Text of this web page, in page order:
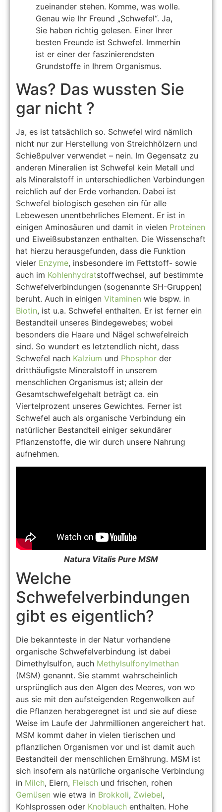
zueinander stehen. Komme, was wolle.
Genau wie Ihr Freund „Schwefel“. Ja,
Sie haben richtig gelesen. Einer Ihrer
besten Freunde ist Schwefel. Immerhin
ist er einer der faszinierendsten
Grundstoffe in Ihrem Organismus.
Was? Das wussten Sie
gar nicht ?
Ja, es ist tatsächlich so. Schwefel wird nämlich
nicht nur zur Herstellung von Streichhölzern und
Schießpulver verwendet – nein. Im Gegensatz zu
anderen Mineralien ist Schwefel kein Metall und
als Mineralstoff in unterschiedlichen Verbindungen
reichlich auf der Erde vorhanden. Dabei ist
Schwefel biologisch gesehen ein für alle
Lebewesen unentbehrliches Element. Er ist in
einigen Aminosäuren und damit in vielen Proteinen
und Eiweißsubstanzen enthalten. Die Wissenschaft
hat hierzu herausgefunden, dass die Funktion
vieler Enzyme, insbesondere im Fettstoff- sowie
auch im Kohlenhydratstoffwechsel, auf bestimmte
Schwefelverbindungen (sogenannte SH-Gruppen)
beruht. Auch in einigenVitaminen wie bspw. in
Biotin, ist u.a. Schwefel enthalten. Er ist ferner ein
Bestandteil unseres Bindegewebes; wobei
besonders die Haare und Nägel schwefelreich
sind. So wundert es letztendlich nicht, dass
Schwefel nach Kalzium und Phosphor der
dritthäufigste Mineralstoff in unserem
menschlichen Organismus ist; allein der
Gesamtschwefelgehalt beträgt ca. ein
Viertelprozent unseres Gewichtes. Ferner ist
Schwefel auch als organische Verbindung ein
natürlicher Bestandteil einiger sekundärer
Pflanzenstoffe, die wir durch unsere Nahrung
aufnehmen.
Natura Vitalis Pure MSM
Welche
Schwefelverbindungen
gibt es eigentlich?
Die bekannteste in der Natur vorhandene
organische Schwefelverbindung ist dabei
Dimethylsulfon, auch Methylsulfonylmethan
(MSM) genannt. Sie stammt wahrscheinlich
ursprünglich aus den Algen des Meeres, von wo
aus sie mit den aufsteigenden Regenwolken auf
die Pflanzen herabgeregnet ist und sie auf diese
Weise im Laufe der Jahrmillionen angereichert hat.
MSM kommt daher in vielen tierischen und
pflanzlichen Organismen vor und ist damit auch
Bestandteil der menschlichen Ernährung. MSM ist
sich insofern als natürliche organische Verbindung
in Milch, Eiern, Fleisch und frischen, rohen
Gemüsen wie etwa in Brokkoli, Zwiebel,
Kohlsprossen oder Knoblauch enthalten. Hohe